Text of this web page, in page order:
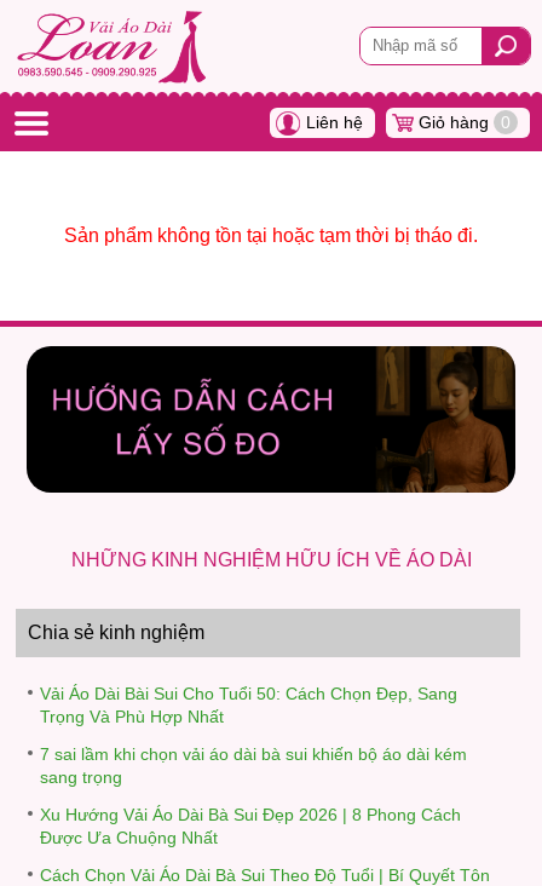
Liên hệ Giỏ hàng 0
Sản phẩm không tồn tại hoặc tạm thời bị tháo đi.
NHỮNG KINH NGHIỆM HỮU ÍCH VỀ ÁO DÀI
Chia sẻ kinh nghiệm
Vải Áo Dài Bài Sui Cho Tuổi 50: Cách Chọn Đẹp, Sang
Trọng Và Phù Hợp Nhất
7 sai lầm khi chọn vải áo dài bà sui khiến bộ áo dài kém
sang trọng
Xu Hướng Vải Áo Dài Bà Sui Đẹp 2026 | 8 Phong Cách
Được Ưa Chuộng Nhất
Cách Chọn Vải Áo Dài Bà Sui Theo Độ Tuổi | Bí Quyết Tôn